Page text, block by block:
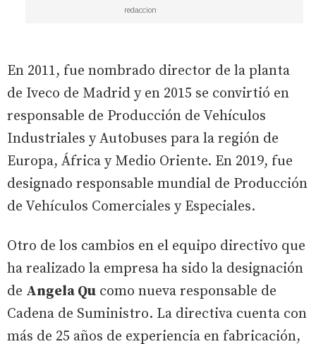
redaccion
En 2011, fue nombrado director de la planta
de Iveco de Madrid y en 2015 se convirtió en
responsable de Producción de Vehículos
Industriales y Autobuses para la región de
Europa, África y Medio Oriente. En 2019, fue
designado responsable mundial de Producción
de Vehículos Comerciales y Especiales.
Otro de los cambios en el equipo directivo que
ha realizado la empresa ha sido la designación
de Angela Qu como nueva responsable de
Cadena de Suministro. La directiva cuenta con
más de 25 años de experiencia en fabricación,